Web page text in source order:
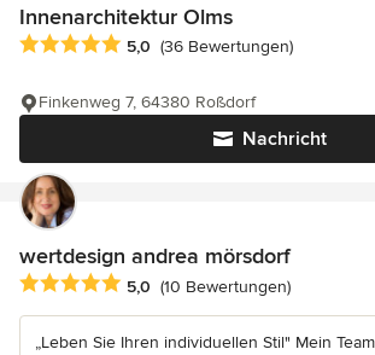
Innenarchitektur Olms
Durchschnittliche Bewertung: 5 von 5
5,0 (36 Bewertungen)
Nachricht
Finkenweg 7, 64380 Roßdorf
wertdesign andrea mörsdorf
Durchschnittliche Bewertung: 5 von 5
5,0 (10 Bewertungen)
„Leben Sie Ihren individuellen Stil" Mein